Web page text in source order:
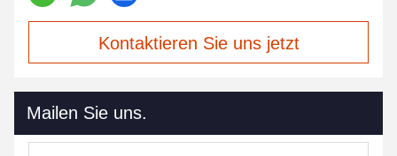
Kontaktieren Sie uns jetzt
Mailen Sie uns.